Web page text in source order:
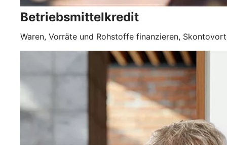
Betriebsmittelkredit
Waren, Vorräte und Rohstoffe finanzieren,